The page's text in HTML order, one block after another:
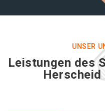
UNSER
Leistungen des
Herscheid